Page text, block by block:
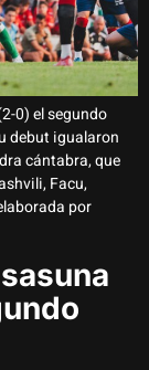
0) el segundo
debut igualaron
cántabra, que
Facu,
por